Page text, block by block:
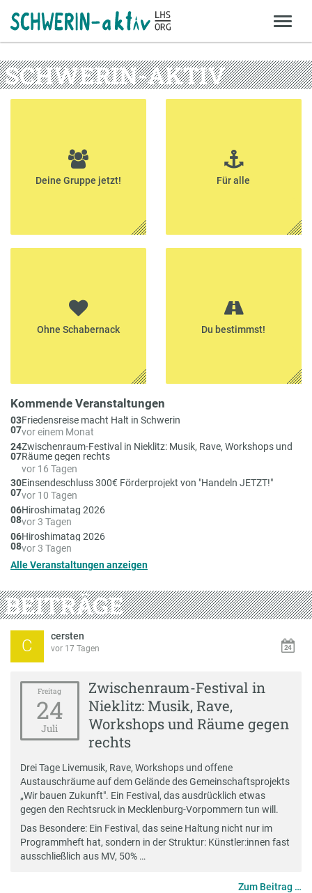
SCHWERIN-AKTIV
Deine Gruppe jetzt! Für alle
Ohne Schabernack Du bestimmst!
Kommende Veranstaltungen
Am
03
07
Friedensreise macht Halt in Schwerin
vor einem Monat
Am
24
07
Zwischenraum-Festival in Nieklitz: Musik, Rave, Workshops und
Räume gegen rechts
vor 16 Tagen
Am
30
07
Einsendeschluss 300€ Förderprojekt von "Handeln JETZT!"
vor 10 Tagen
Am
06
08
Hiroshimatag 2026
vor 3 Tagen
Am
06
08
Hiroshimatag 2026
vor 3 Tagen
Alle Veranstaltungen anzeigen
BEITRÄGE
C cersten
vor 17 Tagen
Freitag
24
Juli
Zwischenraum-Festival in
Nieklitz: Musik, Rave,
Workshops und Räume gegen
rechts
Drei Tage Livemusik, Rave, Workshops und offene
Austauschräume auf dem Gelände des Gemeinschaftsprojekts
„Wir bauen Zukunft". Ein Festival, das ausdrücklich etwas
gegen den Rechtsruck in Mecklenburg-Vorpommern tun will.
Das Besondere: Ein Festival, das seine Haltung nicht nur im
Programmheft hat, sondern in der Struktur: Künstler:innen fast
ausschließlich aus MV, 50% …
Zum Beitrag …